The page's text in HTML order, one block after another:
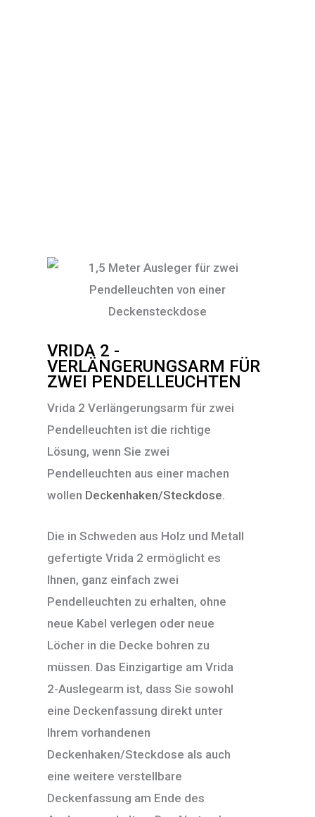
VRIDA 2 -
VERLÄNGERUNGSARM FÜR
ZWEI PENDELLEUCHTEN
Vrida 2 Verlängerungsarm für zwei
Pendelleuchten ist die richtige
Lösung, wenn Sie zwei
Pendelleuchten aus einer machen
wollen Deckenhaken/Steckdose.
Die in Schweden aus Holz und Metall
gefertigte Vrida 2 ermöglicht es
Ihnen, ganz einfach zwei
Pendelleuchten zu erhalten, ohne
neue Kabel verlegen oder neue
Löcher in die Decke bohren zu
müssen. Das Einzigartige am Vrida
2-Auslegearm ist, dass Sie sowohl
eine Deckenfassung direkt unter
Ihrem vorhandenen
Deckenhaken/Steckdose als auch
eine weitere verstellbare
Deckenfassung am Ende des